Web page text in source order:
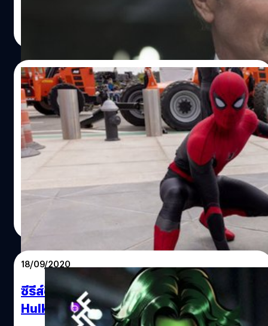
21/12/2021
น่ารัก! ‘ทอม ฮอลแลนด์-เซนดายา’ พาเด็กน้อย
ฮีโรช่วยน้องสาวจากสุนัข ชมกองถ่าย
‘Spider-Man: No Way Home’ ตามสัญญา
แล้ว!
เมื่อปีที่แล้ว 'บริดเจอร์ วอล์กเกอร์' (Bridger Walker) เด็กชาย
ตัวน้อยอายุเพียง 6 ขวบจากเมืองไชแอนน์ (Cheyenne) รัฐ
ไวโอมิง (Wyoming) สหรัฐอเมริกา ได้กลายเป็นฮีโรตัวจริงที่
ไม่ต้องอิงพลังวิเศษจากจักรวาลไหน ๆ ด้วยการกระโดดเข้าไป
ช่วยน้องสาวของเขาเองจากการถูกโจมตีของสุนัขดุร้าย จน
ทำให้เขาถูกสุนัขกัดเป็นแผลเหวอะหวะ และต้องเย็บมากถึง
18/09/2020
ซีรีส์ฮีโรหญิงเดี่ยวมาร์เวล “ตัวเขียว She-
Hulk” ประกาศชื่อนักแสดงนำและผู้กำกับแล้ว